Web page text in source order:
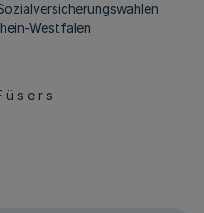
Westfalen
ü s e r s